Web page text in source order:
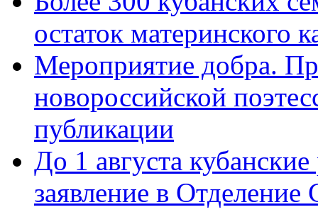
остаток материнского
Мероприятие добра.
новороссийской
публикации
До 1 августа
заявление в